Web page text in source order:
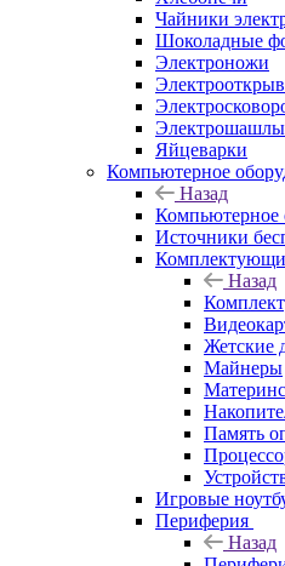
Чайники
Шоколадные
Электроножи
Яйцеварки
Компьютерное
Назад
Компьютерное
Источники
Назад
Жетские
Майнеры
Память
Игровые
Периферия
Назад